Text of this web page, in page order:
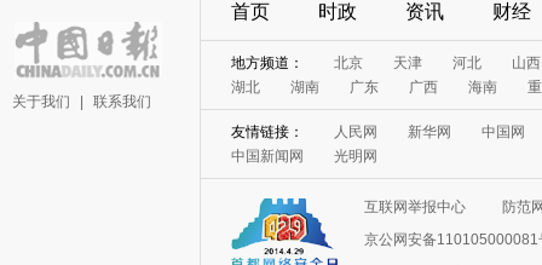
关于我们 联系我们
首页 时政 资讯 财经
地方频道： 北京 天津 河北
山西
湖北
湖南 广东 广西 海南
友情链接： 人民网 新华网
中国网
中国新闻网
光明网
互联网举报中心
防范
京公网安备110105000081